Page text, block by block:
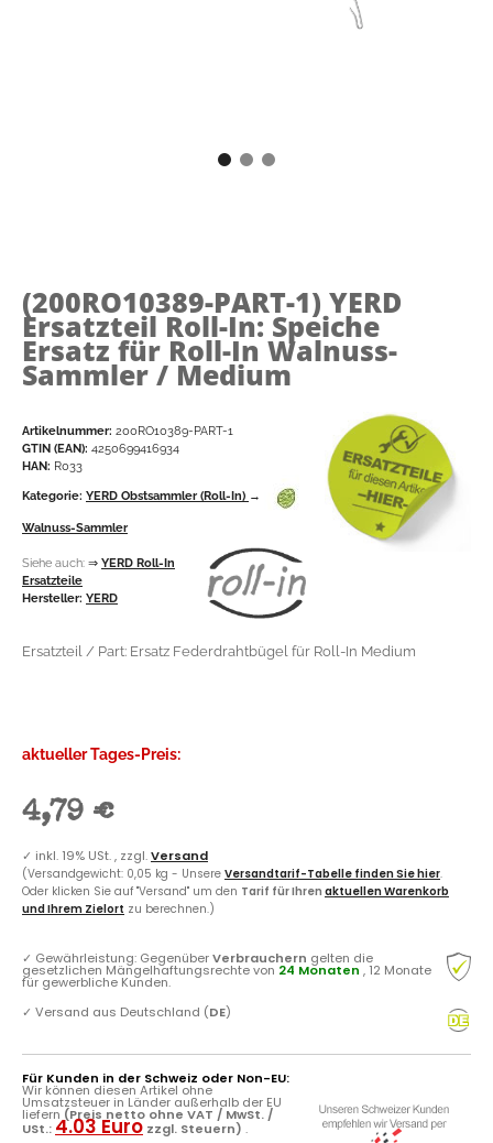
(200RO10389-PART-1) YERD
Ersatzteil Roll-In: Speiche
Ersatz für Roll-In Walnuss-
Sammler / Medium
Artikelnummer: 200RO10389-PART-1
GTIN (EAN): 4250699416934
HAN: R033
Kategorie: YERD Obstsammler (Roll-In) →
Walnuss-Sammler
Siehe auch: ⇒ YERD Roll-In
Ersatzteile
Hersteller: YERD
Ersatzteil / Part: Ersatz Federdrahtbügel für Roll-In Medium
aktueller Tages-Preis:
4,79 €
✓ inkl. 19% USt. , zzgl.Versand
(Versandgewicht: 0,05 kg - Unsere Versandtarif-Tabelle finden Sie hier.
Oder klicken Sie auf "Versand" um den Tarif für Ihren aktuellen Warenkorb
und Ihrem Zielort zu berechnen.)
✓ Gewährleistung: GegenüberVerbrauchern gelten die
gesetzlichen Mängelhaftungsrechte von 24 Monaten , 12 Monate
für gewerbliche Kunden.
✓ Versand aus Deutschland (DE)
Für Kunden in der Schweiz oder Non-EU:
Wir können diesen Artikel ohne
Umsatzsteuer in Länder außerhalb der EU
liefern (Preis netto ohne VAT / MwSt. /
USt.: 4.03 Euro zzgl. Steuern) .